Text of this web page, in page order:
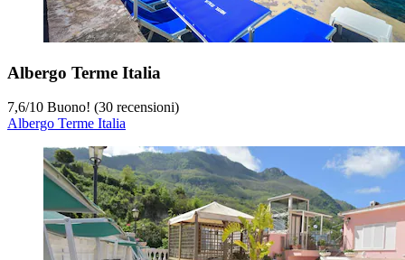
Albergo Terme Italia
7,6/10 Buono! (30 recensioni)
Albergo Terme Italia